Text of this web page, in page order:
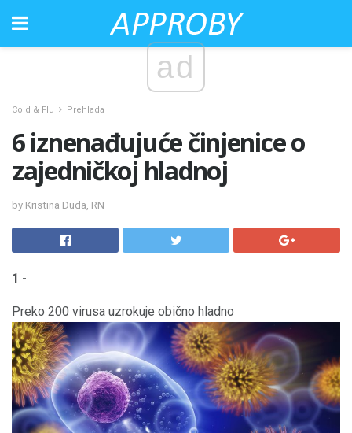
ad
Cold & Flu Prehlada
6 iznenađujuće činjenice o
zajedničkoj hladnoj
by Kristina Duda, RN
1 -
Preko 200 virusa uzrokuje obično hladno